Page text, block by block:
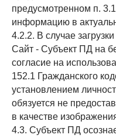
предусмотренном п.
информацию в
4.2.2. В случае
Сайт - Субъект ПД на
согласие на
152.1 Гражданского
установлением
обязуется не
в качестве
4.3. Субъект ПД